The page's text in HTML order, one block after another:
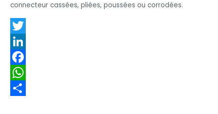
connecteur cassées, pliées, poussées ou corrodées.
T
w
t
L
n
F
aW